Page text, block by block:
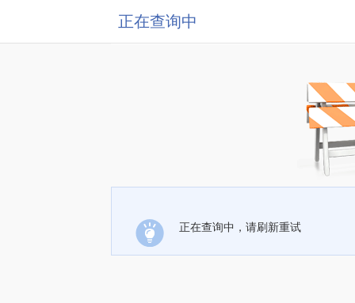
正在查询中
正在查询中，请刷新重试